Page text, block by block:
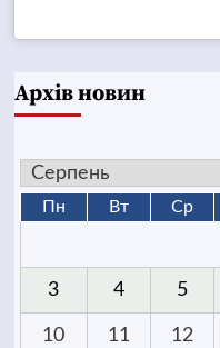
Архів новин
Пн Вт Ср
3 4 5
10 11 12